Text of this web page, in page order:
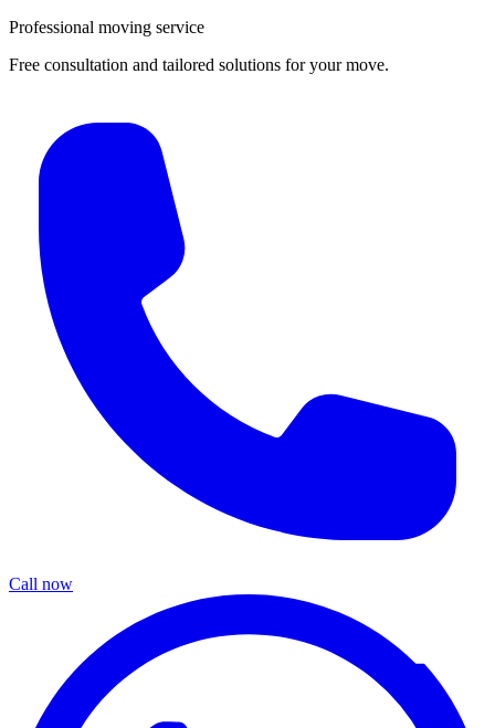
Professional moving service
Free consultation and tailored solutions for your move.
Call now